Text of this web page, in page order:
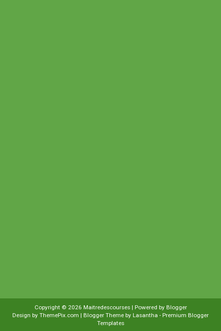
Copyright © 2026 Maitredescourses| Powered by Blogger
Design by ThemePix.com | Blogger Theme by Lasantha - Premium Blogger
Templates